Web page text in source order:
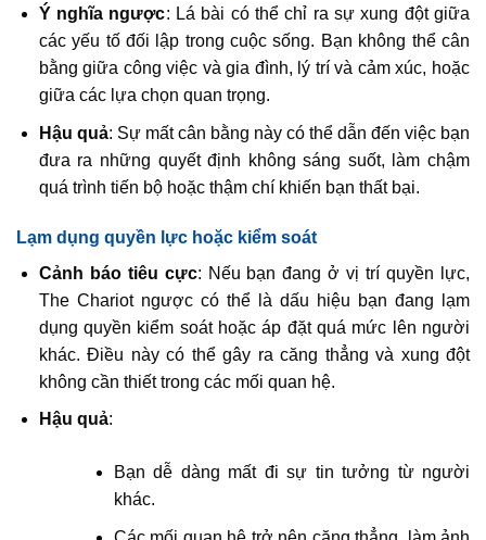
Ý nghĩa ngược: Lá bài có thể chỉ ra sự xung đột giữa
các yếu tố đối lập trong cuộc sống. Bạn không thể cân
bằng giữa công việc và gia đình, lý trí và cảm xúc, hoặc
giữa các lựa chọn quan trọng.
Hậu quả: Sự mất cân bằng này có thể dẫn đến việc bạn
đưa ra những quyết định không sáng suốt, làm chậm
quá trình tiến bộ hoặc thậm chí khiến bạn thất bại.
Lạm dụng quyền lực hoặc kiểm soát
Cảnh báo tiêu cực: Nếu bạn đang ở vị trí quyền lực,
The Chariot ngược có thể là dấu hiệu bạn đang lạm
dụng quyền kiểm soát hoặc áp đặt quá mức lên người
khác. Điều này có thể gây ra căng thẳng và xung đột
không cần thiết trong các mối quan hệ.
Hậu quả:
Bạn dễ dàng mất đi sự tin tưởng từ người
khác.